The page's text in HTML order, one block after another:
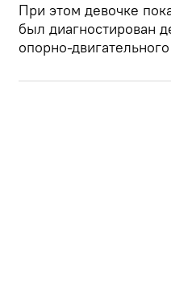
При этом девочке
был диагностирован
опорно-